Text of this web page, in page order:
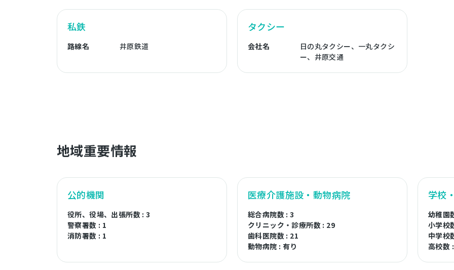
私鉄
路線名 井原鉄道
タクシー
会社名
日の丸タクシー、一丸タクシ
ー、井原交通
地域重要情報
公的機関
役所、役場、出張所数 : 3
警察署数 : 1
消防署数 : 1
医療介護施設・動物病院
総合病院数 : 3
クリニック・診療所数 : 29
歯科医院数 : 21
動物病院 : 有り
学校
幼稚園
小学校
中学校
高校数